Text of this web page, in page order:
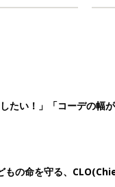
たい！」「コーデの幅
もの命を守る、